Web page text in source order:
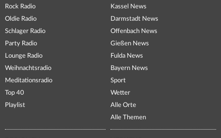
Rock Radio
Oldie Radio
Schlager Radio
Party Radio
Lounge Radio
Weihnachtsradio
Meditationsradio
Top 40
Playlist
Kassel News
Darmstadt News
Offenbach News
Gießen News
Fulda News
Bayern News
Sport
Wetter
Alle Orte
Alle Themen